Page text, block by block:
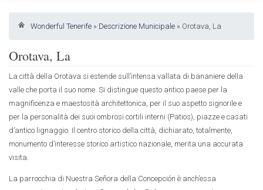
Wonderful Tenerife » Descrizione Municipale » Orotava, La
Orotava, La
La città della Orotava si estende sull’intensa vallata di bananiere della
valle che porta il suo nome. Si distingue questo antico paese per la
magnificenza e maestosità architettonica, per il suo aspetto signorile e
per la personalità dei suoi ombrosi cortili interni (Patios), piazze e casati
d’antico lignaggio. Il centro storico della città, dichiarato, totalmente,
monumento d’interesse storico artistico nazionale, merita una accurata
visita.
La parrocchia di Nuestra Señora della Concepción è anch’essa